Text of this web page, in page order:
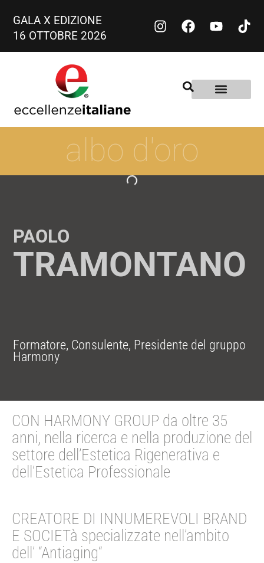
GALA X EDIZIONE
16 OTTOBRE 2026
albo d'oro
PAOLO
TRAMONTANO
Formatore, Consulente, Presidente del gruppo
Harmony
CON HARMONY GROUP da oltre 35
anni, nella ricerca e nella produzione del
settore dell’Estetica Rigenerativa e
dell’Estetica Professionale
CREATORE DI INNUMEREVOLI BRAND
E SOCIETà specializzate nell’ambito
dell’ “Antiaging“